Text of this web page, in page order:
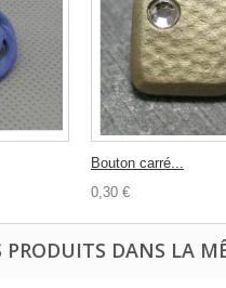
Bouton carré...
0,30 €
PRODUITS DANS LA